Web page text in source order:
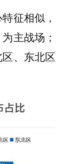
征相似，
主战场；
、东北区